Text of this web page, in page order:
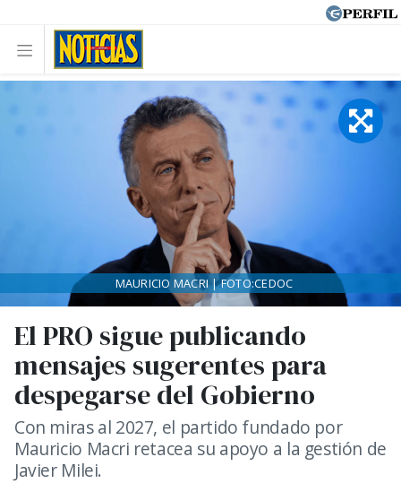
El PRO sigue publicando
mensajes sugerentes para
despegarse del Gobierno
Con miras al 2027, el partido fundado por
Mauricio Macri retacea su apoyo a la gestión de
Javier Milei.
MAURICIO MACRI | FOTO:CEDOC